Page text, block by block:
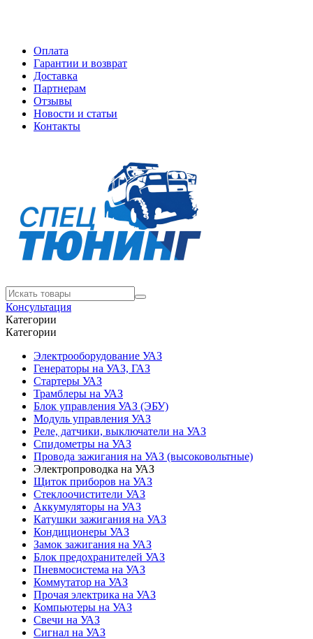
Оплата
Гарантии и возврат
Доставка
Партнерам
Отзывы
Новости и статьи
Контакты
Консультация
Категории
Категории
Электрооборудование УАЗ
Генераторы на УАЗ, ГАЗ
Стартеры УАЗ
Трамблеры на УАЗ
Блок управления УАЗ (ЭБУ)
Модуль управления УАЗ
Реле, датчики, выключатели на УАЗ
Спидометры на УАЗ
Провода зажигания на УАЗ (высоковольтные)
Электропроводка на УАЗ
Щиток приборов на УАЗ
Стеклоочистители УАЗ
Аккумуляторы на УАЗ
Катушки зажигания на УАЗ
Кондиционеры УАЗ
Замок зажигания на УАЗ
Блок предохранителей УАЗ
Пневмосистема на УАЗ
Коммутатор на УАЗ
Прочая электрика на УАЗ
Компьютеры на УАЗ
Свечи на УАЗ
Сигнал на УАЗ